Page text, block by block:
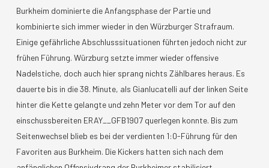
Burkheim dominierte die Anfangsphase der Partie und
kombinierte sich immer wieder in den Würzburger Strafraum.
Einige gefährliche Abschlusssituationen führten jedoch nicht zur
frühen Führung. Würzburg setzte immer wieder offensive
Nadelstiche, doch auch hier sprang nichts Zählbares heraus. Es
dauerte bis in die 38. Minute, als Gianlucatelli auf der linken Seite
hinter die Kette gelangte und zehn Meter vor dem Tor auf den
einschussbereiten ERAY__GFB1907 querlegen konnte. Bis zum
Seitenwechsel blieb es bei der verdienten 1:0-Führung für den
Favoriten aus Burkheim. Die Kickers hatten sich nach dem